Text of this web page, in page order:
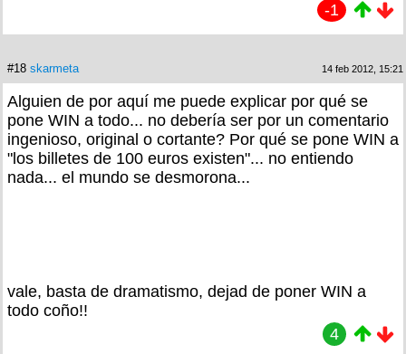
-1
#18 skarmeta 14 feb 2012, 15:21
Alguien de por aquí me puede explicar por qué se
pone WIN a todo... no debería ser por un comentario
ingenioso, original o cortante? Por qué se pone WIN a
"los billetes de 100 euros existen"... no entiendo
nada... el mundo se desmorona...
vale, basta de dramatismo, dejad de poner WIN a
todo coño!!
4